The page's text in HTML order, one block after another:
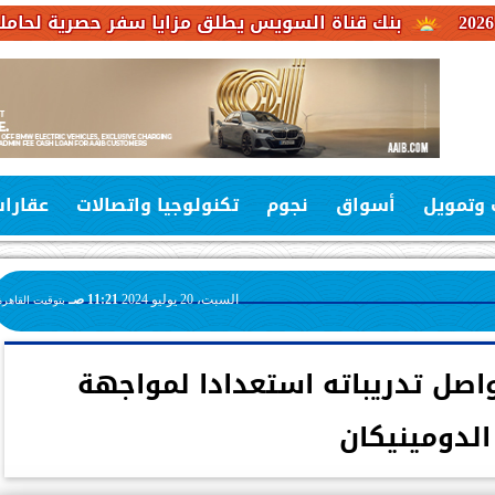
قناة السويس يطلق مزايا سفر حصرية لحاملي بطاقات
وتمويل أسواق نجوم تكنولوجيا واتصالات
السبت، 20 يوليو 2024 11:21 صـ بتوقيت
تدريباته استعدادا لمواجهة
الدومينيكان